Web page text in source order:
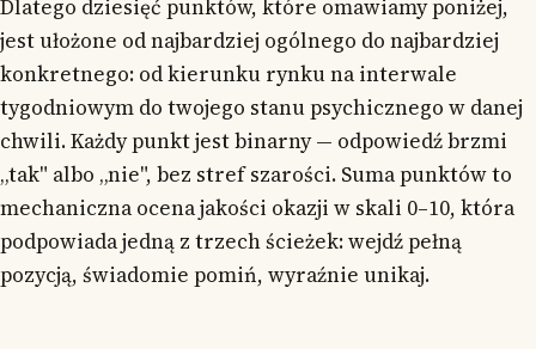
Dlatego dziesięć punktów, które omawiamy poniżej,
jest ułożone od najbardziej ogólnego do najbardziej
konkretnego: od kierunku rynku na interwale
tygodniowym do twojego stanu psychicznego w danej
chwili. Każdy punkt jest binarny — odpowiedź brzmi
„tak" albo „nie", bez stref szarości. Suma punktów to
mechaniczna ocena jakości okazji w skali 0–10, która
podpowiada jedną z trzech ścieżek: wejdź pełną
pozycją, świadomie pomiń, wyraźnie unikaj.